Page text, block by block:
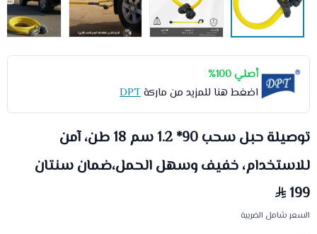
أصلي 100%
اضغط هنا للمزيد من ماركةDPT
توصيلة حبل سحب 90* 1.2 سم 18 طن، آمن
للاستخدام، خفيف وسهل الحمل،ضمان سنتان
199
السعر شامل الضريبة